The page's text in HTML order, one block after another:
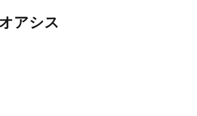
アシス